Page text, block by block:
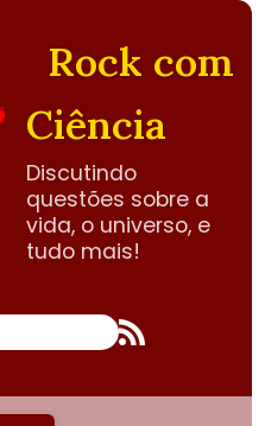
Rock com
Ciência
Discutindo
questões sobre a
vida, o universo, e
tudo mais!